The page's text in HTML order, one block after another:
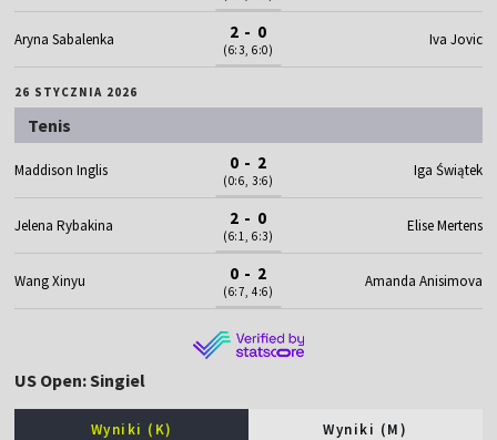
Aryna Sabalenka 2 - 0
(6:3, 6:0)
Iva Jovic
26 STYCZNIA 2026
Tenis
Maddison Inglis 0 - 2
(0:6, 3:6)
Iga Świątek
Jelena Rybakina 2 - 0
(6:1, 6:3)
Elise Mertens
Wang Xinyu 0 - 2
(6:7, 4:6)
Amanda Anisimova
US Open: Singiel
Wyniki (K) Wyniki (M)